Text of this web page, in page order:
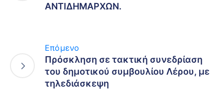
ΑΝΤΙΔΗΜΑΡΧΩΝ.
Επόμενο
Πρόσκληση σε τακτική συνεδρίαση
του δημοτικού συμβουλίου Λέρου, με
τηλεδιάσκεψη